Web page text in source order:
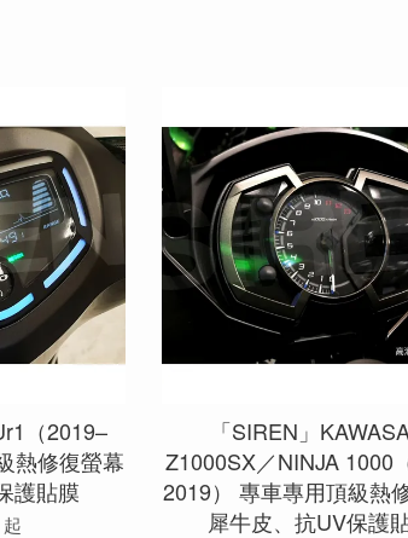
（2019–
熱修復螢幕
護貼膜
起
「SIREN」
Z1000SX／NINJA 1000
2019） 專車專用頂級熱
犀牛皮、抗UV保護